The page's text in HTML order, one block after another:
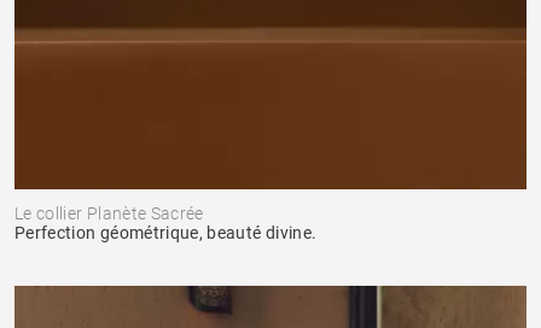
Le collier Planète Sacrée
Perfection géométrique, beauté divine.